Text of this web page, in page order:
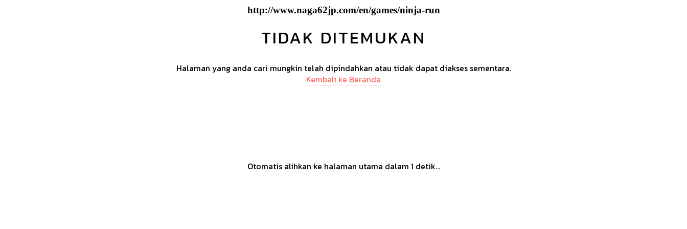
http://www.naga62jp.com/en/games/ninja-run
TIDAK DITEMUKAN
Halaman yang anda cari mungkin telah dipindahkan atau tidak dapat diakses sementara.
Kembali ke Beranda
Otomatis alihkan ke halaman utama dalam 1 detik...